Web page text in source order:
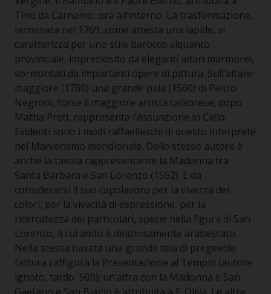
Tino da Carnaino, ora all’interno. La trasformazione,
terminata nel 1769, come attesta una lapide, si
caratterizza per uno stile barocco alquanto
provinciale, impreziosito da eleganti altari marmorei,
sormontati da importanti opere di pittura. Sull’altare
maggiore (1780) una grande pala (1560) di Pietro
Negroni, forse il maggiore artista calabrese, dopo
Mattia Preti, rappresenta l’Assunzione in Cielo.
Evidenti sono i modi raffaelleschi di questo interprete
nel Manierismo meridionale. Dello stesso autore è
anche la tavola rappresentante la Madonna tra
Santa Barbara e San Lorenzo (1552). E da
considerarsi il suo capolavoro per la vivezza dei
colori, per la vivacità di espressione, per la
ricercatezza dei particolari, specie nella figura di San
Lorenzo, il cui abito è deliziosamente arabescato.
Nella stessa navata una grande tela di pregevole
fattura raffigura la Presentazione al Tempio (autore
ignoto, tardo `500); un’altra con la Madonna e San